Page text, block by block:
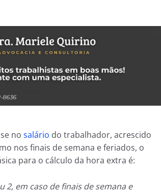
no salário do trabalhador, acrescido
nos finais de semana e feriados, o
para o cálculo da hora extra é:
2, em caso de finais de semana e